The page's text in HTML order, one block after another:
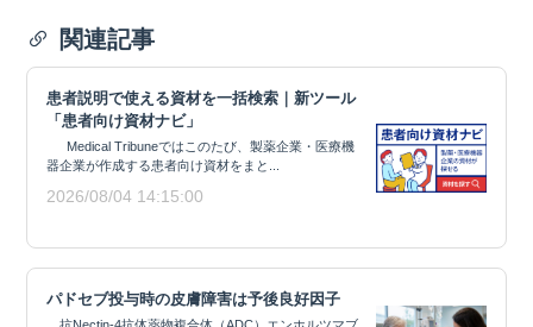
関連記事
患者説明で使える資材を一括検索｜新ツール
「患者向け資材ナビ」
Medical Tribuneではこのたび、製薬企業・医療機
器企業が作成する患者向け資材をまと...
2026/08/04 14:15:00
パドセブ投与時の皮膚障害は予後良好因子